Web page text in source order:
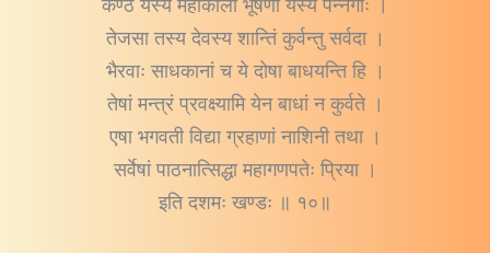
कण्ठे यस्य महाकालो भूषणा यस्य पन्नगाः ।
तेजसा तस्य देवस्य शान्तिं कुर्वन्तु सर्वदा ।
भैरवाः साधकानां च ये दोषा बाधयन्ति हि ।
तेषां मन्त्रं प्रवक्ष्यामि येन बाधां न कुर्वते ।
एषा भगवती विद्या ग्रहाणां नाशिनी तथा ।
सर्वेषां पाठनात्सिद्धा महागणपतेः प्रिया ।
इति दशमः खण्डः ॥ १०॥